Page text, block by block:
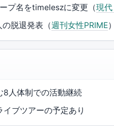
プ名をtimeleszに変更（現
脱退発表（週刊女性PRIME
8人体制での活動継続
ブツアーの予定あり